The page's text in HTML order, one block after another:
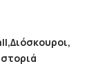
Διόσκουροι